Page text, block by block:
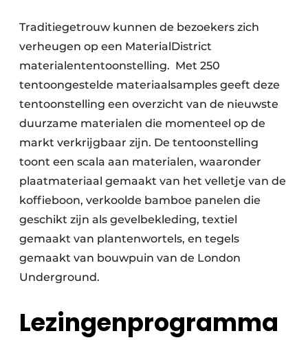
Traditiegetrouw kunnen de bezoekers zich
verheugen op een MaterialDistrict
materialententoonstelling. Met 250
tentoongestelde materiaalsamples geeft deze
tentoonstelling een overzicht van de nieuwste
duurzame materialen die momenteel op de
markt verkrijgbaar zijn. De tentoonstelling
toont een scala aan materialen, waaronder
plaatmateriaal gemaakt van het velletje van de
koffieboon, verkoolde bamboe panelen die
geschikt zijn als gevelbekleding, textiel
gemaakt van plantenwortels, en tegels
gemaakt van bouwpuin van de London
Underground.
Lezingenprogramma